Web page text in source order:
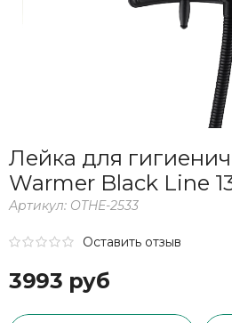
Лейка для
Warmer Black Line
Артикул: OTHE-2533
Оставить отзыв
3993 руб